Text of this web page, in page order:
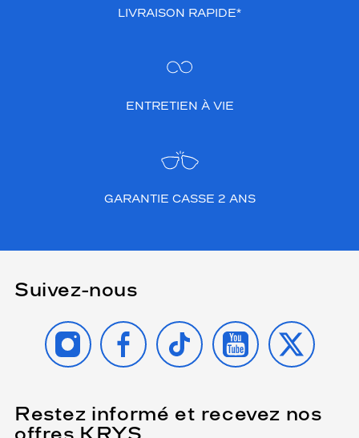
LIVRAISON RAPIDE*
ENTRETIEN À VIE
GARANTIE CASSE 2 ANS
Suivez-nous
INSTAGRAMFACEBOOK
TIKTOK YOUTUBE
X
Restez informé et recevez nos
Name
(Ce
champ
est